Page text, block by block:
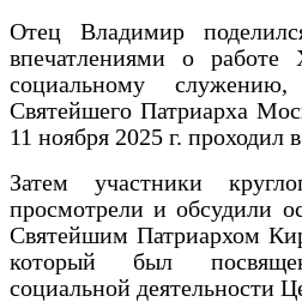
Отец Владимир
впечатлениями о
социальному
Святейшего Патриарха
11 ноября 2025 г. проходил
Затем участники
просмотрели и обсудили
Святейшим Патриархом
который был
социальной деятельности